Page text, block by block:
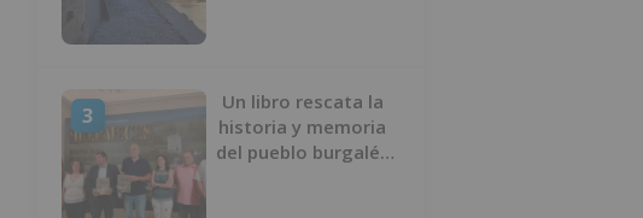
3
Un libro rescata la
historia y memoria
del pueblo burgalés